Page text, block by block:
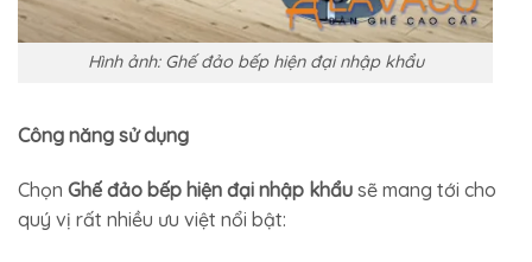
Hình ảnh: Ghế đảo bếp hiện đại nhập khẩu
Công năng sử dụng
Chọn Ghế đảo bếp hiện đại nhập khẩu sẽ mang tới cho
quý vị rất nhiều ưu việt nổi bật: